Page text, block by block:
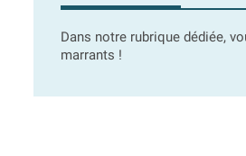
Dans notre rubrique dédiée,
marrants !